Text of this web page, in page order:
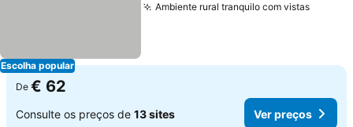
Escolha popular
Ambiente rural tranquilo com vistas
De € 62
Consulte os preços de 13 sites Ver preços